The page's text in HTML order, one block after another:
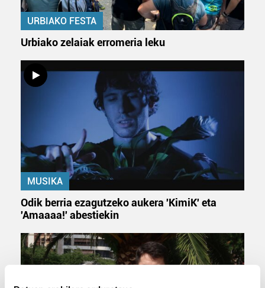
URBIAKO FESTA
Urbiako zelaiak erromeria leku
MUSIKA
Odik berria ezagutzeko aukera 'KimiK' eta
'Amaaaa!' abestiekin